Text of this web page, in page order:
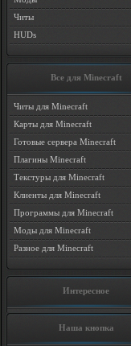
Читы
HUDs
Все для Minecraft
Читы для Minecraft
Карты для Minecraft
Готовые сервера Minecraft
Плагины Minecraft
Текстуры для Minecraft
Клиенты для Minecraft
Программы для Minecraft
Моды для Minecraft
Разное для Minecraft
Интересное
Наша кнопка